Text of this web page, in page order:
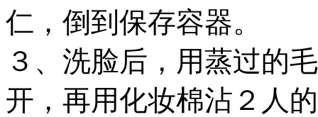
仁，倒到保存容器。
３、洗脸后，用蒸过的
开，再用化妆棉沾２人